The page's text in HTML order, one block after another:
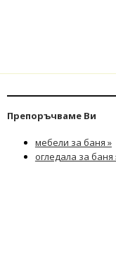
Препоръчваме Ви
мебели за баня »
огледала за баня